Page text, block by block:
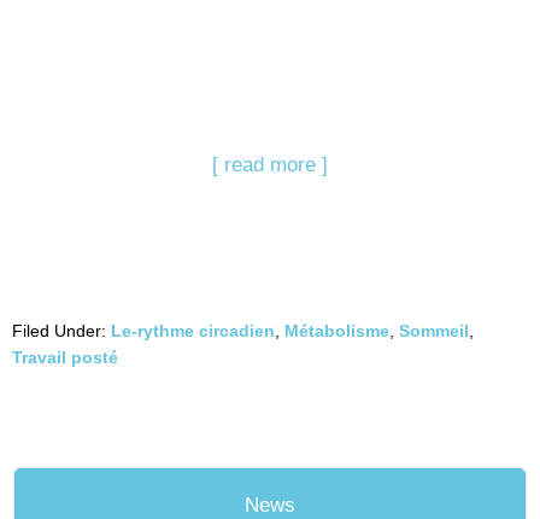
[ read more ]
Filed Under: Le-rythme circadien Métabolisme Sommeil
Travail posté
News